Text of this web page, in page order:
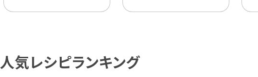
人気レシピランキング